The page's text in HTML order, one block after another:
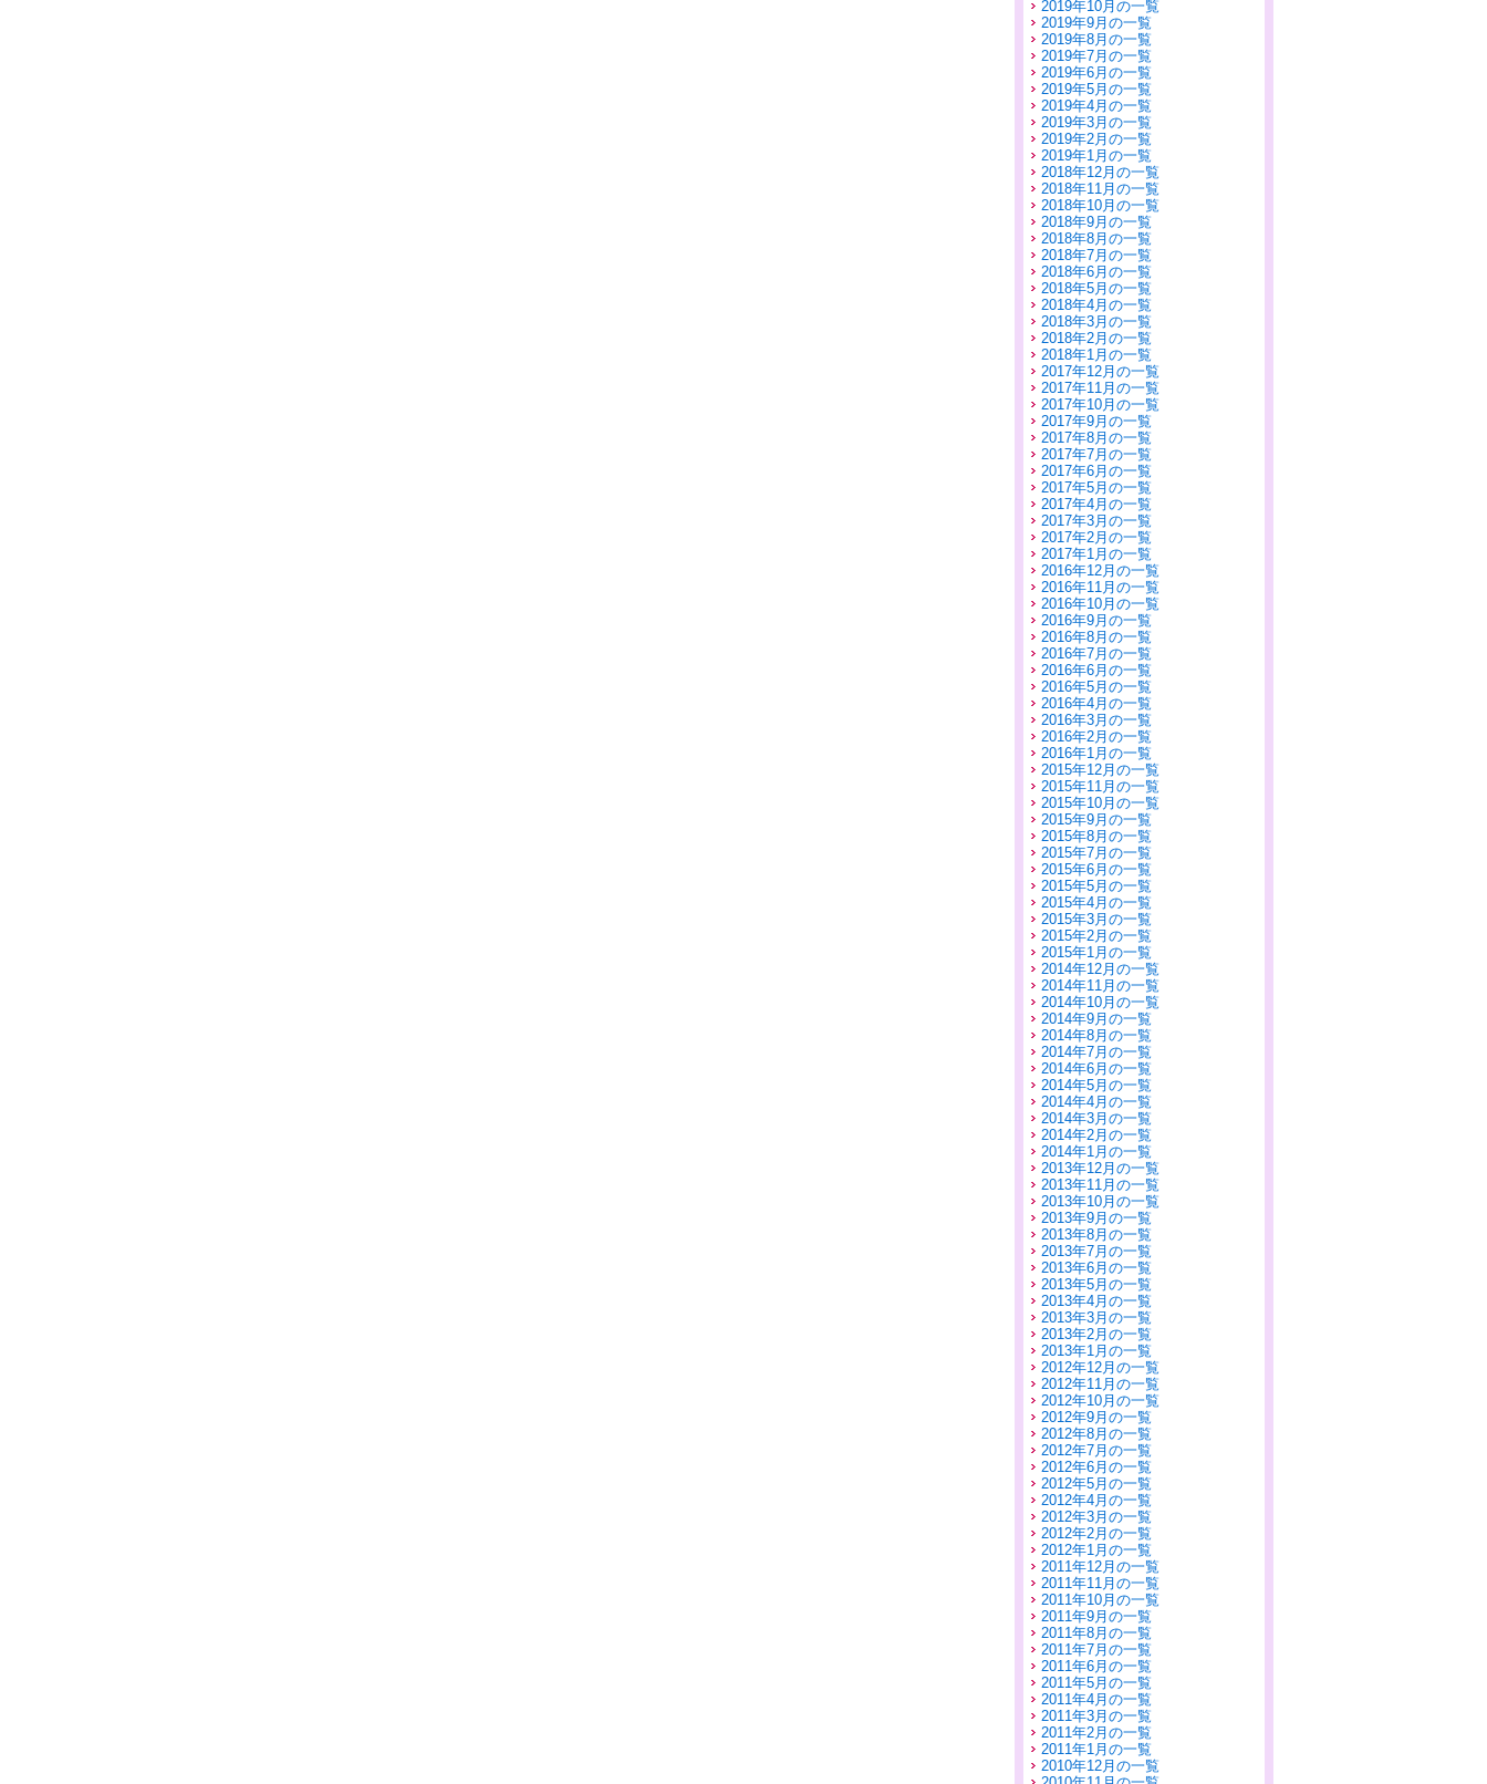
2019年10月の一覧
2019年9月の一覧
2019年8月の一覧
2019年7月の一覧
2019年6月の一覧
2019年5月の一覧
2019年4月の一覧
2019年3月の一覧
2019年2月の一覧
2019年1月の一覧
2018年12月の一覧
2018年11月の一覧
2018年10月の一覧
2018年9月の一覧
2018年8月の一覧
2018年7月の一覧
2018年6月の一覧
2018年5月の一覧
2018年4月の一覧
2018年3月の一覧
2018年2月の一覧
2018年1月の一覧
2017年12月の一覧
2017年11月の一覧
2017年10月の一覧
2017年9月の一覧
2017年8月の一覧
2017年7月の一覧
2017年6月の一覧
2017年5月の一覧
2017年4月の一覧
2017年3月の一覧
2017年2月の一覧
2017年1月の一覧
2016年12月の一覧
2016年11月の一覧
2016年10月の一覧
2016年9月の一覧
2016年8月の一覧
2016年7月の一覧
2016年6月の一覧
2016年5月の一覧
2016年4月の一覧
2016年3月の一覧
2016年2月の一覧
2016年1月の一覧
2015年12月の一覧
2015年11月の一覧
2015年10月の一覧
2015年9月の一覧
2015年8月の一覧
2015年7月の一覧
2015年6月の一覧
2015年5月の一覧
2015年4月の一覧
2015年3月の一覧
2015年2月の一覧
2015年1月の一覧
2014年12月の一覧
2014年11月の一覧
2014年10月の一覧
2014年9月の一覧
2014年8月の一覧
2014年7月の一覧
2014年6月の一覧
2014年5月の一覧
2014年4月の一覧
2014年3月の一覧
2014年2月の一覧
2014年1月の一覧
2013年12月の一覧
2013年11月の一覧
2013年10月の一覧
2013年9月の一覧
2013年8月の一覧
2013年7月の一覧
2013年6月の一覧
2013年5月の一覧
2013年4月の一覧
2013年3月の一覧
2013年2月の一覧
2013年1月の一覧
2012年12月の一覧
2012年11月の一覧
2012年10月の一覧
2012年9月の一覧
2012年8月の一覧
2012年7月の一覧
2012年6月の一覧
2012年5月の一覧
2012年4月の一覧
2012年3月の一覧
2012年2月の一覧
2012年1月の一覧
2011年12月の一覧
2011年11月の一覧
2011年10月の一覧
2011年9月の一覧
2011年8月の一覧
2011年7月の一覧
2011年6月の一覧
2011年5月の一覧
2011年4月の一覧
2011年3月の一覧
2011年2月の一覧
2011年1月の一覧
2010年12月の一覧